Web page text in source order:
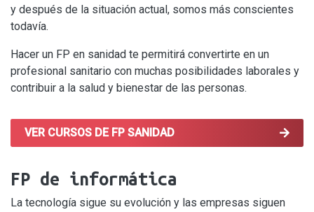
y después de la situación actual, somos más conscientes
todavía.
Hacer un FP en sanidad te permitirá convertirte en un
profesional sanitario con muchas posibilidades laborales y
contribuir a la salud y bienestar de las personas.
VER CURSOS DE FP SANIDAD
FP de informática
La tecnología sigue su evolución y las empresas siguen